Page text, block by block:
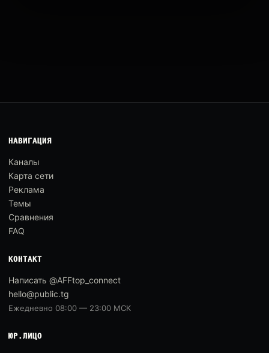
НАВИГАЦИЯ
Каналы
Карта сети
Реклама
Темы
Сравнения
FAQ
КОНТАКТ
Написать @AFFtop_connect
hello@public.tg
Ежедневно 08:00 — 23:00 МСК
ЮР.ЛИЦО